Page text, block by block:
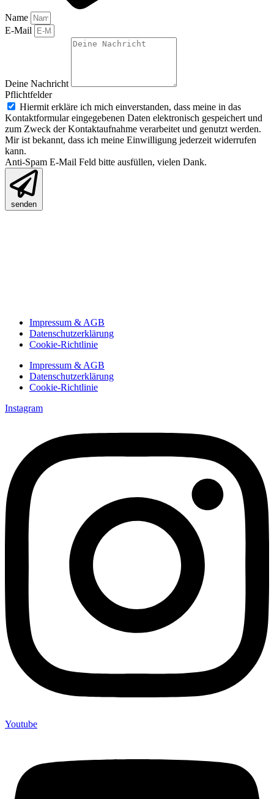
Name
E-Mail
Deine Nachricht
Pflichtfelder
Hiermit erkläre ich mich einverstanden, dass meine in das
Kontaktformular eingegebenen Daten elektronisch gespeichert und
zum Zweck der Kontaktaufnahme verarbeitet und genutzt werden.
Mir ist bekannt, dass ich meine Einwilligung jederzeit widerrufen
kann.
Anti-Spam E-Mail Feld bitte ausfüllen, vielen Dank.
senden
Impressum & AGB
Datenschutzerklärung
Cookie-Richtlinie
Impressum & AGB
Datenschutzerklärung
Cookie-Richtlinie
Instagram
Youtube